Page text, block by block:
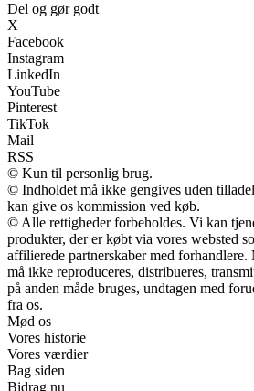
Del og gør godt
X
Facebook
Instagram
LinkedIn
YouTube
Pinterest
TikTok
Mail
RSS
© Kun til personlig brug.
© Indholdet må ikke gengives uden
kan give os kommission ved køb.
© Alle rettigheder forbeholdes. Vi kan
produkter, der er købt via vores websted
affilierede partnerskaber med forhandlere.
må ikke reproduceres, distribueres,
på anden måde bruges, undtagen med
fra os.
Mød os
Vores historie
Vores værdier
Bag siden
Bidrag nu